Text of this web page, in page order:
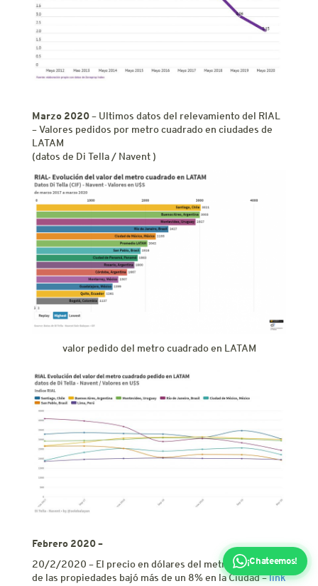
Marzo 2020– Ultimos datos del relevamiento del RIAL
– Valores pedidos por metro cuadrado en ciudades de
LATAM
(datos de Di Tella / Navent )
valor pedido del metro cuadrado en LATAM
Febrero 2020 –
20/2/2020 – El precio en dólares del metro cuadrado
de las propiedades bajó más de un 8% en la Ciudad –link
¡Chateemos!